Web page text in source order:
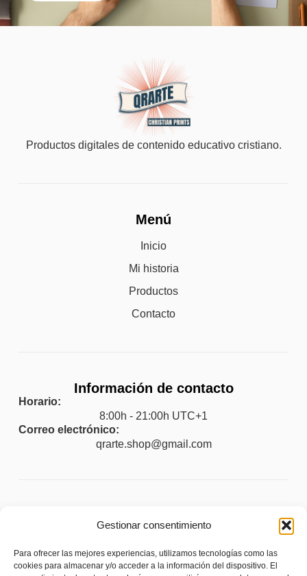
Gestionar consentimiento
Para ofrecer las mejores experiencias, utilizamos tecnologías como las
cookies para almacenar y/o acceder a la información del dispositivo. El
Productos digitales de contenido educativo cristiano.
Menú
Inicio
Mi historia
Productos
Contacto
Información de contacto
Horario:
8:00h - 21:00h UTC+1
Correo electrónico:
qrarte.shop@gmail.com
Política de privacidad